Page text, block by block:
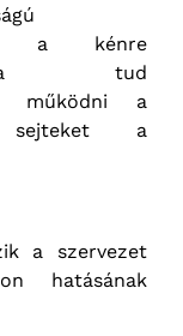
a kénre
tud
működni a
sejteket a
a szervezet
hatásának